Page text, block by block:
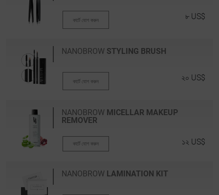
কার্টে যোগ করুন ৮ US$
NANOBROW STYLING BRUSH
কার্টে যোগ করুন ২০ US$
NANOBROW MICELLAR MAKEUP
REMOVER
কার্টে যোগ করুন ১২ US$
NANOBROW LAMINATION KIT